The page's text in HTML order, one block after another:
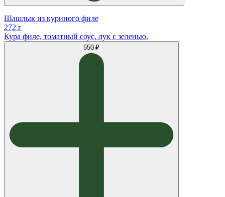
Шашлык из куриного филе
272 г
Кура филе, томатный соус, лук с зеленью,
550 ₽